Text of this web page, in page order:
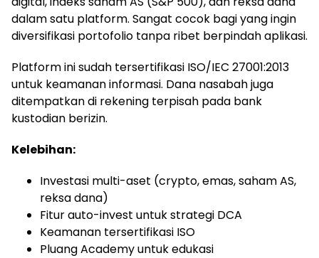
dalam satu platform. Sangat cocok bagi yang ingin
diversifikasi portofolio tanpa ribet berpindah aplikasi.
Platform ini sudah tersertifikasi ISO/IEC 27001:2013
untuk keamanan informasi. Dana nasabah juga
ditempatkan di rekening terpisah pada bank
kustodian berizin.
Kelebihan:
Investasi multi-aset (crypto, emas, saham AS,
reksa dana)
Fitur auto-invest untuk strategi DCA
Keamanan tersertifikasi ISO
Pluang Academy untuk edukasi